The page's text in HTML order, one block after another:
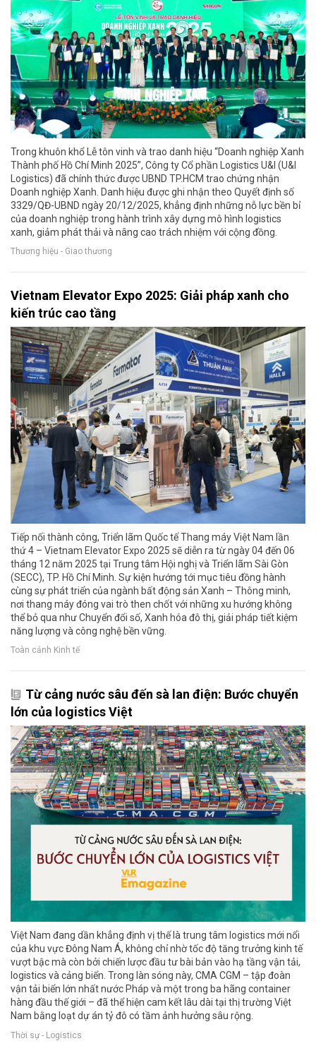
Trong khuôn khổ Lễ tôn vinh và trao danh hiệu “Doanh nghiệp Xanh
Thành phố Hồ Chí Minh 2025”, Công ty Cổ phần Logistics U&I (U&I
Logistics) đã chính thức được UBND TP.HCM trao chứng nhận
Doanh nghiệp Xanh. Danh hiệu được ghi nhận theo Quyết định số
3329/QĐ-UBND ngày 20/12/2025, khẳng định những nỗ lực bền bỉ
của doanh nghiệp trong hành trình xây dựng mô hình logistics
xanh, giảm phát thải và nâng cao trách nhiệm với cộng đồng.
Thương hiệu - Giao thương
Vietnam Elevator Expo 2025: Giải pháp xanh cho
kiến trúc cao tầng
Tiếp nối thành công, Triển lãm Quốc tế Thang máy Việt Nam lần
thứ 4 – Vietnam Elevator Expo 2025 sẽ diễn ra từ ngày 04 đến 06
tháng 12 năm 2025 tại Trung tâm Hội nghị và Triển lãm Sài Gòn
(SECC), TP. Hồ Chí Minh. Sự kiện hướng tới mục tiêu đồng hành
cùng sự phát triển của ngành bất động sản Xanh – Thông minh,
nơi thang máy đóng vai trò then chốt với những xu hướng không
thể bỏ qua như Chuyển đổi số, Xanh hóa đô thị, giải pháp tiết kiệm
năng lượng và công nghệ bền vững.
Toàn cảnh Kinh tế
Từ cảng nước sâu đến sà lan điện: Bước chuyển
lớn của logistics Việt
Việt Nam đang dần khẳng định vị thế là trung tâm logistics mới nổi
của khu vực Đông Nam Á, không chỉ nhờ tốc độ tăng trưởng kinh tế
vượt bậc mà còn bởi chiến lược đầu tư bài bản vào hạ tầng vận tải,
logistics và cảng biển. Trong làn sóng này, CMA CGM – tập đoàn
vận tải biển lớn nhất nước Pháp và một trong ba hãng container
hàng đầu thế giới – đã thể hiện cam kết lâu dài tại thị trường Việt
Nam bằng loạt dự án tỷ đô có tầm ảnh hưởng sâu rộng.
Thời sự - Logistics